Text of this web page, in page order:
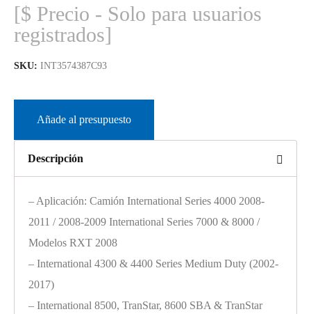
[$ Precio - Solo para usuarios
registrados]
SKU: INT3574387C93
Añade al presupuesto
Descripción
– Aplicación: Camión International Series 4000 2008-
2011 / 2008-2009 International Series 7000 & 8000 /
Modelos RXT 2008
– International 4300 & 4400 Series Medium Duty (2002-
2017)
– International 8500, TranStar, 8600 SBA & TranStar